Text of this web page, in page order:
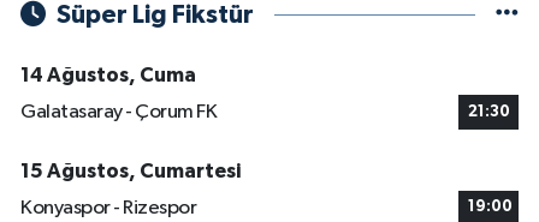
Süper Lig Fikstür
14 Ağustos, Cuma
Galatasaray - Çorum FK
21:30
15 Ağustos, Cumartesi
Konyaspor - Rizespor
19:00